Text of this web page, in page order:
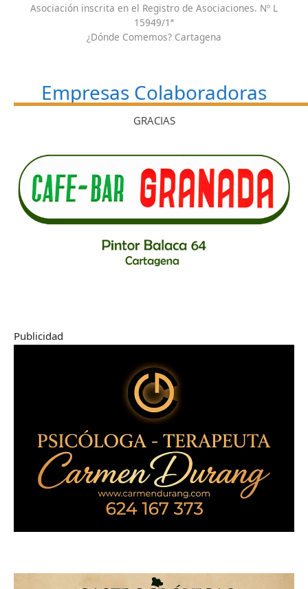
Asociación inscrita en el Registro de Asociaciones. Nº L
15949/1ª
¿Dónde Comemos? Cartagena
Empresas Colaboradoras
GRACIAS
Publicidad